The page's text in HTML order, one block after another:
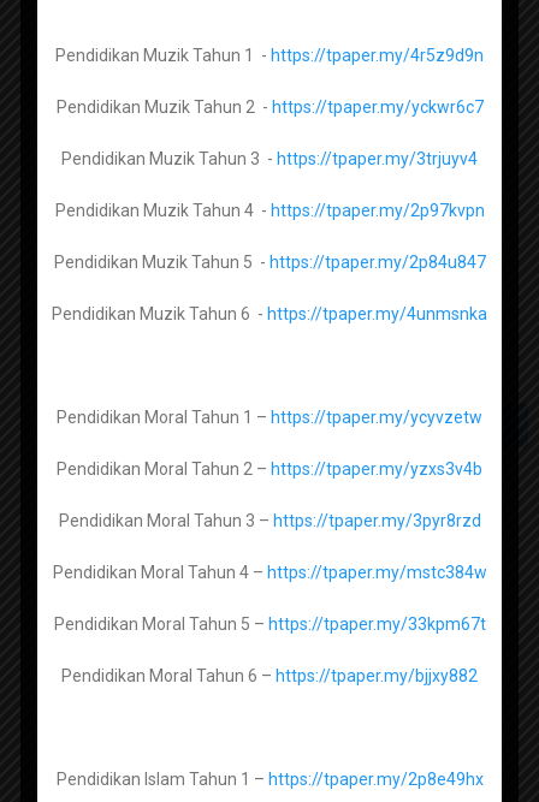
Arab Tahun 5
Posts
pagination
1 2 3 4 … 8 NEXT
Subscribe channel Sumber
Pendidikan
RPH PRASEKOLAH 2026
https://tpaper.my/yc2vpktf
https://tpaper.my/25ybspez
https://tpaper.my/2p9hhzj8
https://tpaper.my/4cnxdzch
https://tpaper.my/3rcave6u
https://tpaper.my/4juu83se
Al Syariah Tingkatan 3 -
https://tpaper.my/4m37per6
https://tpaper.my/2rmyv4f9
Pendidikan Muzik Tahun 1 - https://tpaper.my/4r5z9d9n
Pendidikan Muzik Tahun 2 - https://tpaper.my/yckwr6c7
Pendidikan Muzik Tahun 3 - https://tpaper.my/3trjuyv4
Pendidikan Muzik Tahun 4 - https://tpaper.my/2p97kvpn
Pendidikan Muzik Tahun 5 - https://tpaper.my/2p84u847
Pendidikan Muzik Tahun 6 - https://tpaper.my/4unmsnka
Pendidikan Moral Tahun 1 – https://tpaper.my/ycyvzetw
Pendidikan Moral Tahun 2 – https://tpaper.my/yzxs3v4b
Pendidikan Moral Tahun 3 – https://tpaper.my/3pyr8rzd
Pendidikan Moral Tahun 4 – https://tpaper.my/mstc384w
Pendidikan Moral Tahun 5 – https://tpaper.my/33kpm67t
Pendidikan Moral Tahun 6 – https://tpaper.my/bjjxy882
Pendidikan Islam Tahun 1 – https://tpaper.my/2p8e49hx